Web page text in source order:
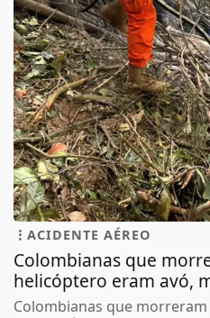
ACIDENTE AÉREO
Colombianas que
helicóptero eram avó,
Colombianas que